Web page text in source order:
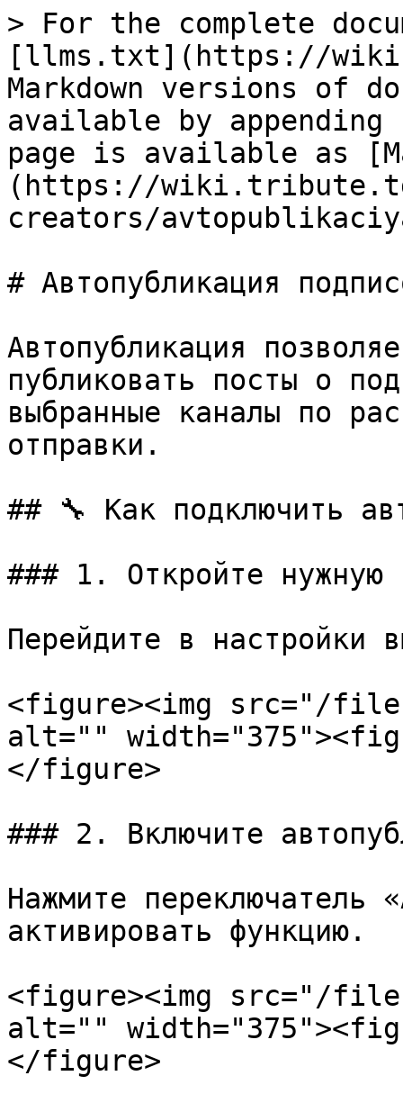
> For the complete
[llms.txt](https://
Markdown versions of
available by
page is available as
(https://
creators/
# Автопубликация
Автопубликация
публиковать посты о
выбранные каналы по
отправки.
## 🔧 Как подключить
### 1. Откройте нужную
Перейдите в настройки
<figure><img src="/files/
alt=""
</figure>
### 2. Включите
Нажмите переключатель
активировать функцию.
<figure><img src="/
alt=""
</figure>